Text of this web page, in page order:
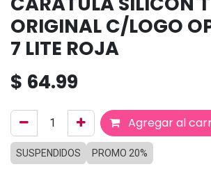
ORIGINAL C/LOGO
7 LITE ROJA
$ 64.99
Agregar al
SUSPENDIDOS PROMO 20%